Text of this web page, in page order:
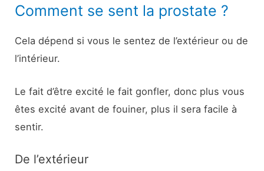
Comment se sent la prostate ?
Cela dépend si vous le sentez de l’extérieur ou de
l’intérieur.
Le fait d’être excité le fait gonfler, donc plus vous
êtes excité avant de fouiner, plus il sera facile à
sentir.
De l’extérieur